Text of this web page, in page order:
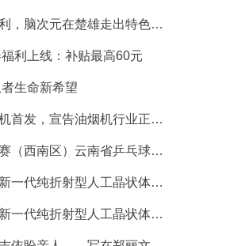
借力旅居与养老双重红利，脑次元在楚雄走出特色化脑
利上线：补贴最高60元
生命新希望
方太全新一代隐形油烟机首发，宣告油烟机行业正式迈
第二届全国全民健身大赛（西南区）云南省乒乓球选拔
全国首批！强生眼力健新一代纯折射型人工晶状体臻无
全国首批！强生眼力健新一代纯折射型人工晶状体臻无